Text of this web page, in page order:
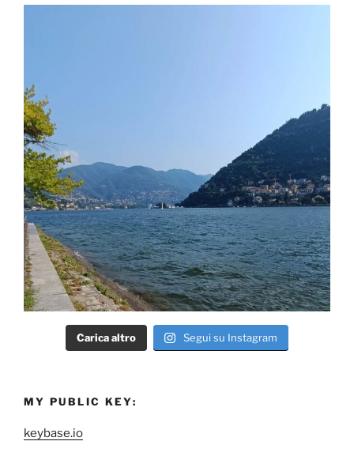
Carica altro Segui su Instagram
MY PUBLIC KEY:
keybase.io